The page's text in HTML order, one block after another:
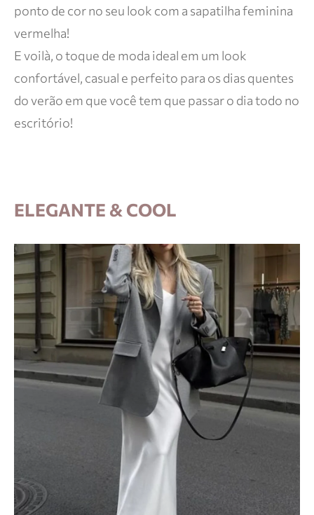
ponto de cor no seu look com a sapatilha feminina
vermelha!
E voilà, o toque de moda ideal em um look
confortável, casual e perfeito para os dias quentes
do verão em que você tem que passar o dia todo no
escritório!
ELEGANTE & COOL